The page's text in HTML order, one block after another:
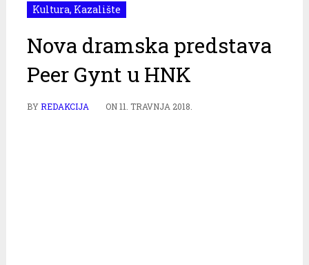
Kultura, Kazalište
Nova dramska predstava
Peer Gynt u HNK
BYREDAKCIJA ON11. TRAVNJA 2018.